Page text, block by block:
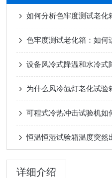
如何分析色牢度测试老化
色牢度测试老化箱：如何
设备风冷式降温和水冷式
为什么风冷氙灯老化试验
可程式冷热冲击试验机如
恒温恒湿试验箱温度突然
详细介绍